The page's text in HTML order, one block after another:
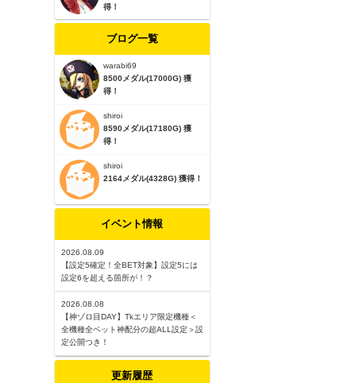
得！
ブログ一覧
warabi69
8500メダル(17000G) 獲
得！
shiroi
8590メダル(17180G) 獲
得！
shiroi
2164メダル(4328G) 獲得！
イベント情報
2026.08.09
【設定5確定！全BET対象】設定5には
設定6を超える箇所が！？
2026.08.08
【神ゾロ目DAY】Tkエリア限定機種＜
全機種全ベット神配分の超ALL設定＞設
定公開つき！
更新履歴